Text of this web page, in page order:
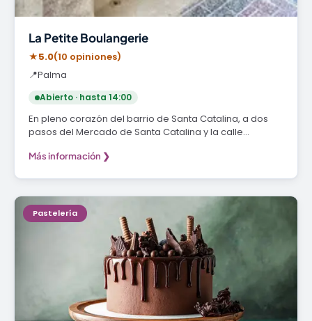
La Petite Boulangerie
★5.0(10 opiniones)
📍Palma
Abierto · hasta 14:00
En pleno corazón del barrio de Santa Catalina, a dos
pasos del Mercado de Santa Catalina y la calle…
Más información ❯
Pastelería